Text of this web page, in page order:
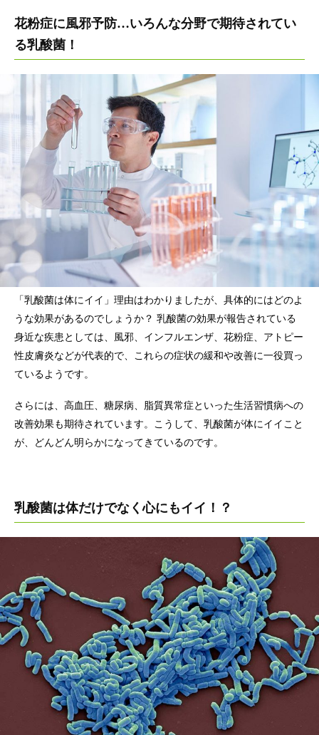
花粉症に風邪予防…いろんな分野で期待されてい
る乳酸菌！
「乳酸菌は体にイイ」理由はわかりましたが、具体的にはどのよ
うな効果があるのでしょうか？ 乳酸菌の効果が報告されている
身近な疾患としては、風邪、インフルエンザ、花粉症、アトピー
性皮膚炎などが代表的で、これらの症状の緩和や改善に一役買っ
ているようです。
さらには、高血圧、糖尿病、脂質異常症といった生活習慣病への
改善効果も期待されています。こうして、乳酸菌が体にイイこと
が、どんどん明らかになってきているのです。
乳酸菌は体だけでなく心にもイイ！？